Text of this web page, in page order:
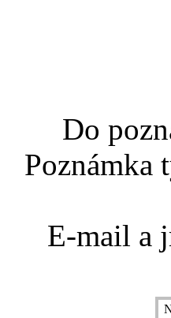
Do
Poznámka
E-mail a